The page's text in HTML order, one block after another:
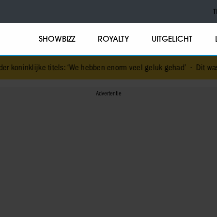
SHOWBIZZ ROYALTY UITGELICHT
‘We hebben enorm veel geluk gehad’• Dit was Elizabeth